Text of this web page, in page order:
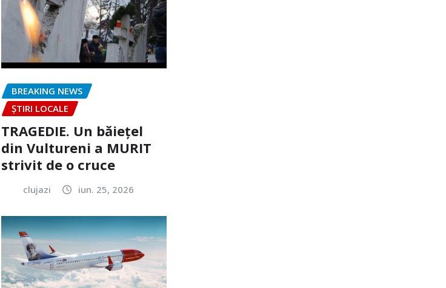
BREAKING NEWS
ȘTIRI LOCALE
TRAGEDIE. Un băiețel
din Vultureni a MURIT
strivit de o cruce
clujazi iun. 25, 2026